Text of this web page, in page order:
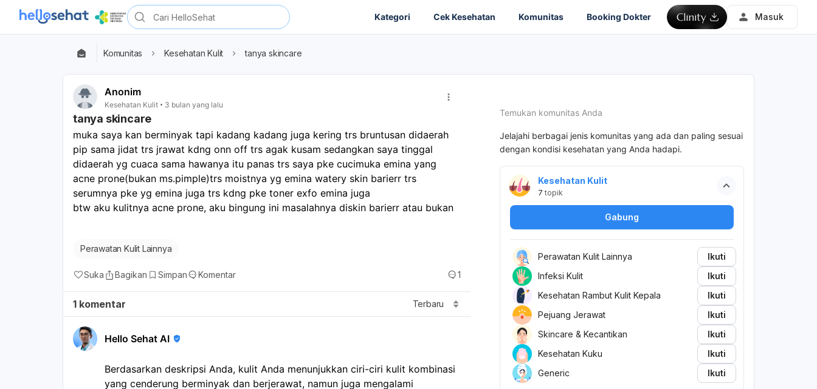
Kategori Cek Kesehatan Komunitas Booking Dokter Masuk
Komunitas Kesehatan Kulit tanya skincare
Anonim
Kesehatan Kulit 3 bulan yang lalu
tanya skincare
muka saya kan berminyak tapi kadang kadang juga kering trs bruntusan didaerah
pip sama jidat trs jrawat kdng onn off trs agak kusam sedangkan saya tinggal
didaerah yg cuaca sama hawanya itu panas trs saya pke cucimuka emina yang
acne prone(bukan ms.pimple)trs moistnya yg emina watery skin barierr trs
serumnya pke yg emina juga trs kdng pke toner exfo emina juga
btw aku kulitnya acne prone, aku bingung ini masalahnya diskin barierr atau bukan
Perawatan Kulit Lainnya
Suka Bagikan Simpan Komentar 1
1 komentar Terbaru
Hello Sehat AI
Berdasarkan deskripsi Anda, kulit Anda menunjukkan ciri-ciri kulit kombinasi
yang cenderung berminyak dan berjerawat, namun juga mengalami
Temukan komunitas Anda
Jelajahi berbagai jenis komunitas yang ada dan paling sesuai
dengan kondisi kesehatan yang Anda hadapi.
Kesehatan Kulit
7 topik
Gabung
Perawatan Kulit Lainnya
Ikuti
Infeksi Kulit
Ikuti
Kesehatan Rambut Kulit Kepala
Ikuti
Pejuang Jerawat
Ikuti
Skincare & Kecantikan
Ikuti
Kesehatan Kuku
Ikuti
Generic
Ikuti